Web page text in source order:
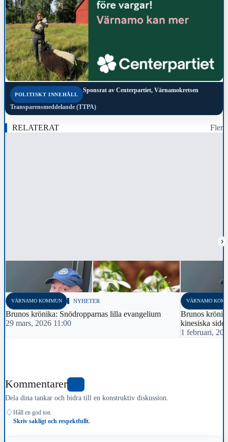
POLITISKT INNEHÅLL
Sponsrat av Centerpartiet, Värnamokretsen
Transparensmeddelande (TTPA)
RELATERAT Fler
›
VÄRNAMO KOMMUN NYHETER
Brunos krönika: Snödropparnas lilla evangelium
29 mars, 2026 11:00
VÄRNAMO
Brunos
kinesiska
1 februari,
Kommentarer
Dela dina tankar och bidra till en konstruktiv diskussion.
♢ Håll en god ton.
Skriv sakligt och respektfullt.